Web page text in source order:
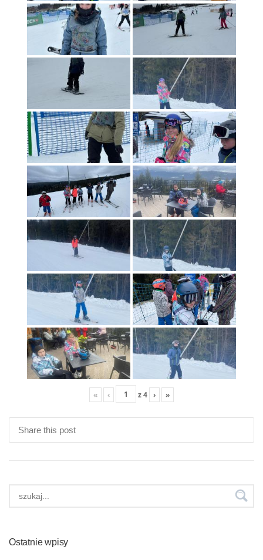
« ‹ z4 › »
Share this post
Ostatnie wpisy